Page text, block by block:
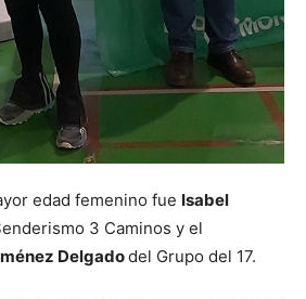
edad femenino fue Isabel
3 Caminos y el
Delgadodel Grupo del 17.